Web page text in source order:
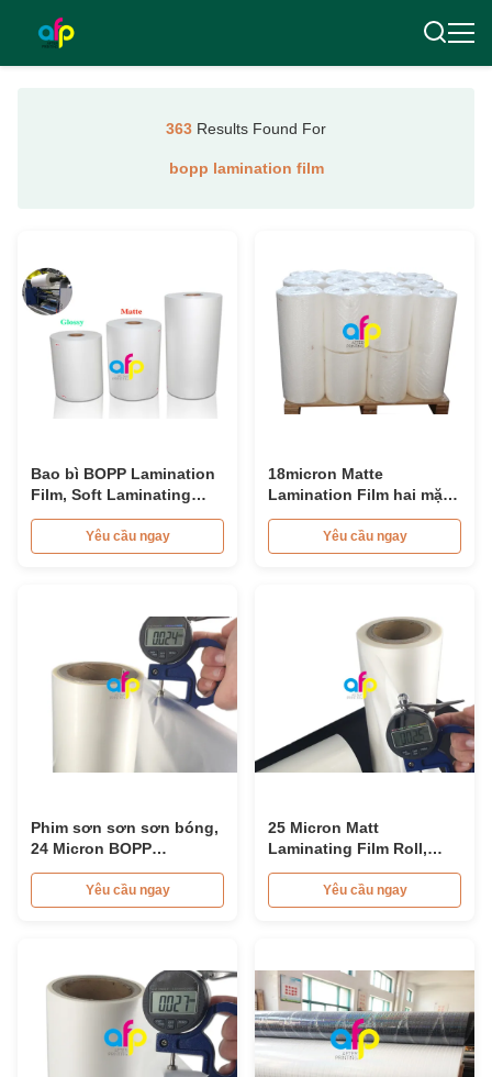
363 Results Found For
bopp lamination film
Bao bì BOPP Lamination
Film, Soft Laminating
Plastic Film 15micron -
26micronYêu cầu ngay
18micron Matte
Lamination Film hai mặt
Corona điều trị nhiệt
BOPP Laminating Film
Yêu cầu ngay
Phim sơn sơn sơn bóng,
24 Micron BOPP
Lamination Film 445mm *
3000m RollYêu cầu ngay
25 Micron Matt
Laminating Film Roll,
495mm * 3000m BOPP
Lamination Films
Yêu cầu ngay